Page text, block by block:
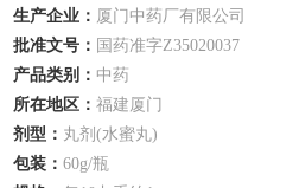
生产企业： 厦门中药厂有限公司
批准文号： 国药准字Z35020037
产品类别： 中药
所在地区：福建厦门
剂型： 丸剂(水蜜丸)
包装：60g/瓶